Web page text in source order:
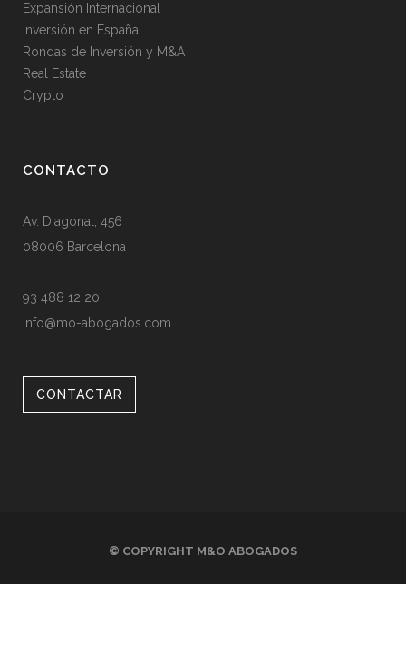
Expansión Internacional
Inversión en España
Rondas de Inversión y M&A
Real Estate
Crypto
CONTACTO
Av. Diagonal, 456
08006 Barcelona
93 488 12 20
info@mo-abogados.com
CONTACTAR
© COPYRIGHT M&O ABOGADOS